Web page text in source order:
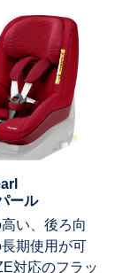
ール
い、後ろ向
期使用が可
対応のフラッ